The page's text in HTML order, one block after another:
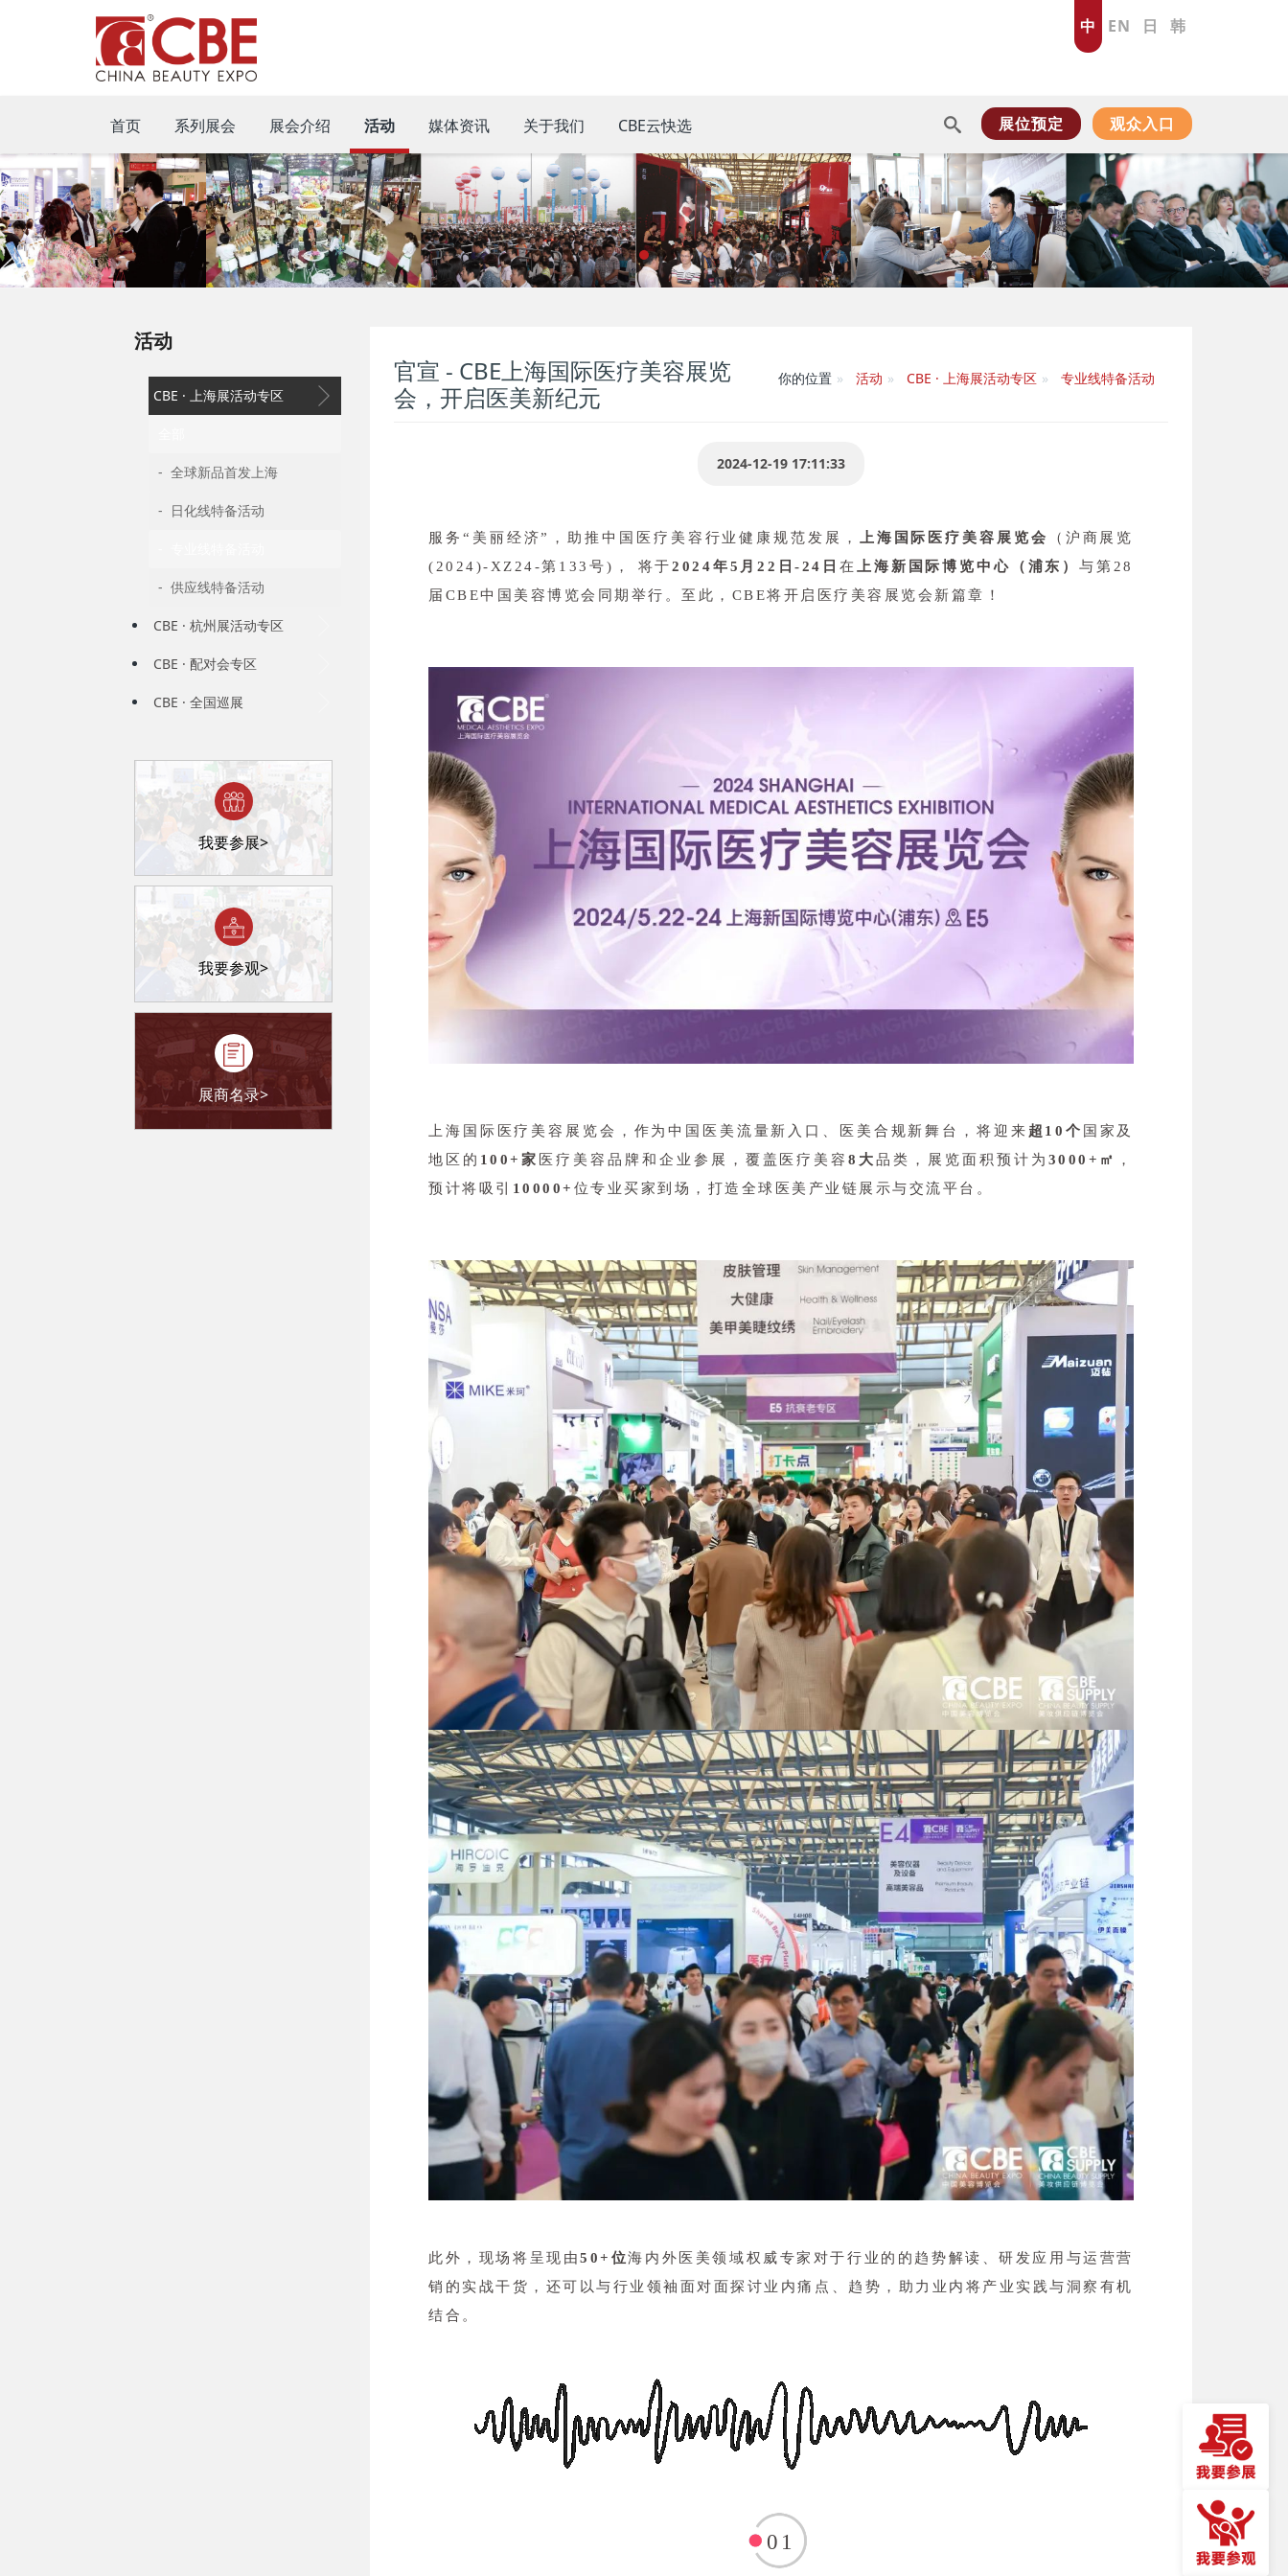
中 EN 日 韩
首页 系列展会 展会介绍 活动 媒体资讯 关于我们 CBE云快选 展位预定 观众入口
活动
CBE · 上海展活动专区
- 全球新品首发上海
- 日化线特备活动
- 供应线特备活动
CBE · 杭州展活动专区
CBE · 配对会专区
CBE · 全国巡展
我要参展>
我要参观>
展商名录>
你的位置 活动 CBE · 上海展活动专区 专业线特备活动
官宣 - CBE上海国际医疗美容展览
会，开启医美新纪元
2024-12-19 17:11:33
服务“美丽经济”，助推中国医疗美容行业健康规范发展， 上海国际医疗美容展览会
（沪商展览
(2024)-XZ24-第133号)， 将于2024年5月22日-24日在 上海新国际博览中心（浦东）与第28
届CBE中国美容博览会同期举行。至此，CBE将开启医疗美容展览会新篇章！
上海国际医疗美容展览会，作为中国医美流量新入口、医美合规新舞台，将迎来 超10个 国家及
地区的 100+家 医疗美容品牌和企业参展，覆盖医疗美容8 大品类，展览面积预计为 3000+㎡
，
预计将吸引 10000+ 位专业买家到场，打造全球医美产业链展示与交流平台。
此外，现场将呈现由50+位海内外医美领域权威专家对于行业的的趋势解读、研发应用与运营营
销的实战干货，还可以与行业领袖面对面探讨业内痛点、趋势，助力业内将产业实践与洞察有机
结合。
01